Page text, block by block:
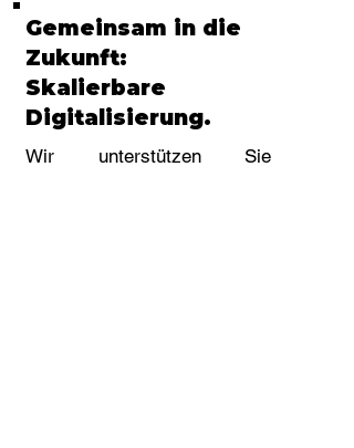
Gemeinsam in die
Zukunft:
Skalierbare
Digitalisierung.
Wir unterstützen Sie